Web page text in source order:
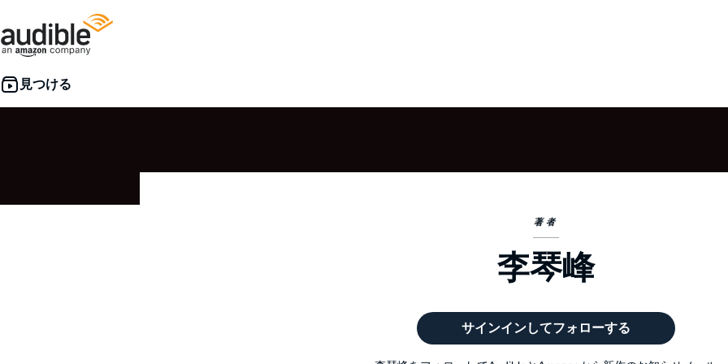
著者
李琴峰
サインインしてフォローする